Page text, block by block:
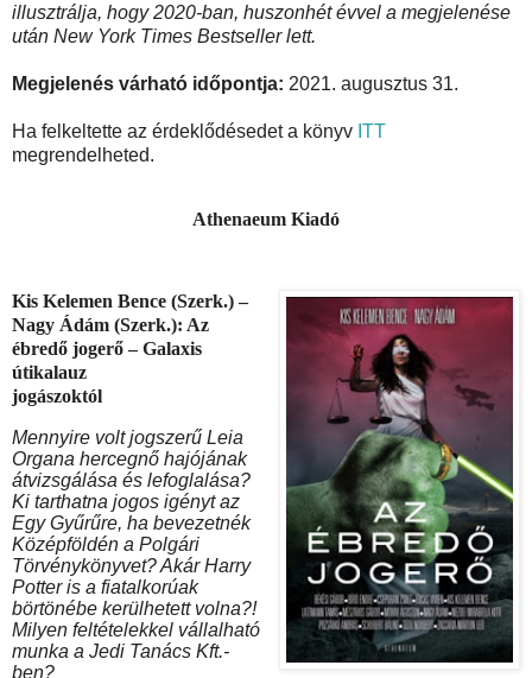
illusztrálja, hogy 2020-ban, huszonhét évvel a megjelenése
után New York Times Bestseller lett.
Megjelenés várható időpontja: 2021. augusztus 31.
Ha felkeltette az érdeklődésedet a könyv ITT
megrendelheted.
Athenaeum Kiadó
Kis Kelemen Bence (Szerk.) –
Nagy Ádám (Szerk.): Az
ébredő jogerő – Galaxis
útikalauz
jogászoktól
Mennyire volt jogszerű Leia
Organa hercegnő hajójának
átvizsgálása és lefoglalása?
Ki tarthatna jogos igényt az
Egy Gyűrűre, ha bevezetnék
Középföldén a Polgári
Törvénykönyvet? Akár Harry
Potter is a fiatalkorúak
börtönébe kerülhetett volna?!
Milyen feltételekkel vállalható
munka a Jedi Tanács Kft.-
ben?